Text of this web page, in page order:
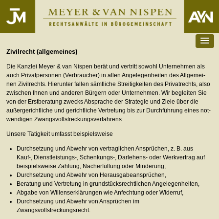
Zivil­recht (allgemeines)
Die Kanz­lei Meyer & van Nis­pen berät und ver­tritt sowohl Unter­neh­men als
auch Pri­vat­per­so­nen (Ver­brau­cher) in allen Ange­le­gen­hei­ten des All­ge­mei­
nen Zivil­rechts. Hier­un­ter fal­len sämt­li­che Strei­tig­kei­ten des Pri­vat­rechts, also
zwi­schen Ihnen und ande­ren Bür­gern oder Unter­neh­men. Wir beglei­ten Sie
von der Erst­be­ra­tung zwecks Abspra­che der Stra­te­gie und Ziele über die
außer­ge­richt­li­che und gericht­li­che Ver­tre­tung bis zur Durch­füh­rung eines not­
wen­di­gen Zwangsvollstreckungsverfahrens.
Unsere Tätig­keit umfasst beispielsweise
Durch­set­zung und Abwehr von ver­trag­li­chen Ansprü­chen, z. B. aus
Kauf-, Dienstleistungs-, Schenkungs-, Darlehens- oder Werk­ver­trag auf
bei­spiels­weise Zah­lung, Nach­er­fül­lung oder Minderung,
Durch­set­zung und Abwehr von Herausgabeansprüchen,
Bera­tung und Ver­tre­tung in grund­stücks­recht­li­chen Angelegenheiten,
Abgabe von Wil­lens­er­klä­run­gen wie Anfech­tung oder Widerruf,
Durch­set­zung und Abwehr von Ansprü­chen im
Zwangsvollstreckungsrecht.